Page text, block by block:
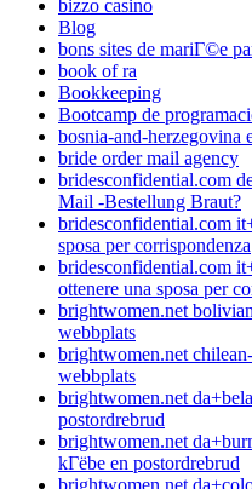
bizzo casino
Blog
bons sites de mariГ©e
book of ra
Bookkeeping
Bootcamp de
bosnia-and-herzegovina
bride order mail agency
bridesconfidential.com
Mail -Bestellung Braut?
bridesconfidential.com
sposa per corrispondenza
bridesconfidential.com
ottenere una sposa per
brightwomen.net
webbplats
brightwomen.net
webbplats
brightwomen.net
postordrebrud
brightwomen.net
kГёbe en postordrebrud
brightwomen.net